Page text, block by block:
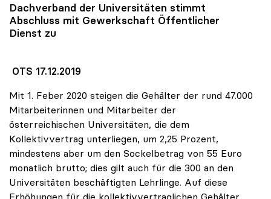
Dachverband der Universitäten stimmt
Abschluss mit Gewerkschaft Öffentlicher
Dienst zu
OTS 17.12.2019
Mit 1. Feber 2020 steigen die Gehälter der rund 47.000
Mitarbeiterinnen und Mitarbeiter der
österreichischen Universitäten, die dem
Kollektivvertrag unterliegen, um 2,25 Prozent,
mindestens aber um den Sockelbetrag von 55 Euro
monatlich brutto; dies gilt auch für die 300 an den
Universitäten beschäftigten Lehrlinge. Auf diese
Erhöhungen für die kollektivvertraglichen Gehälter